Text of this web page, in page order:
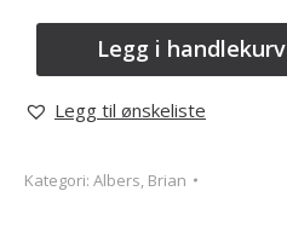
Legg i handlekurv
Legg til ønskeliste
Kategori: Albers, Brian